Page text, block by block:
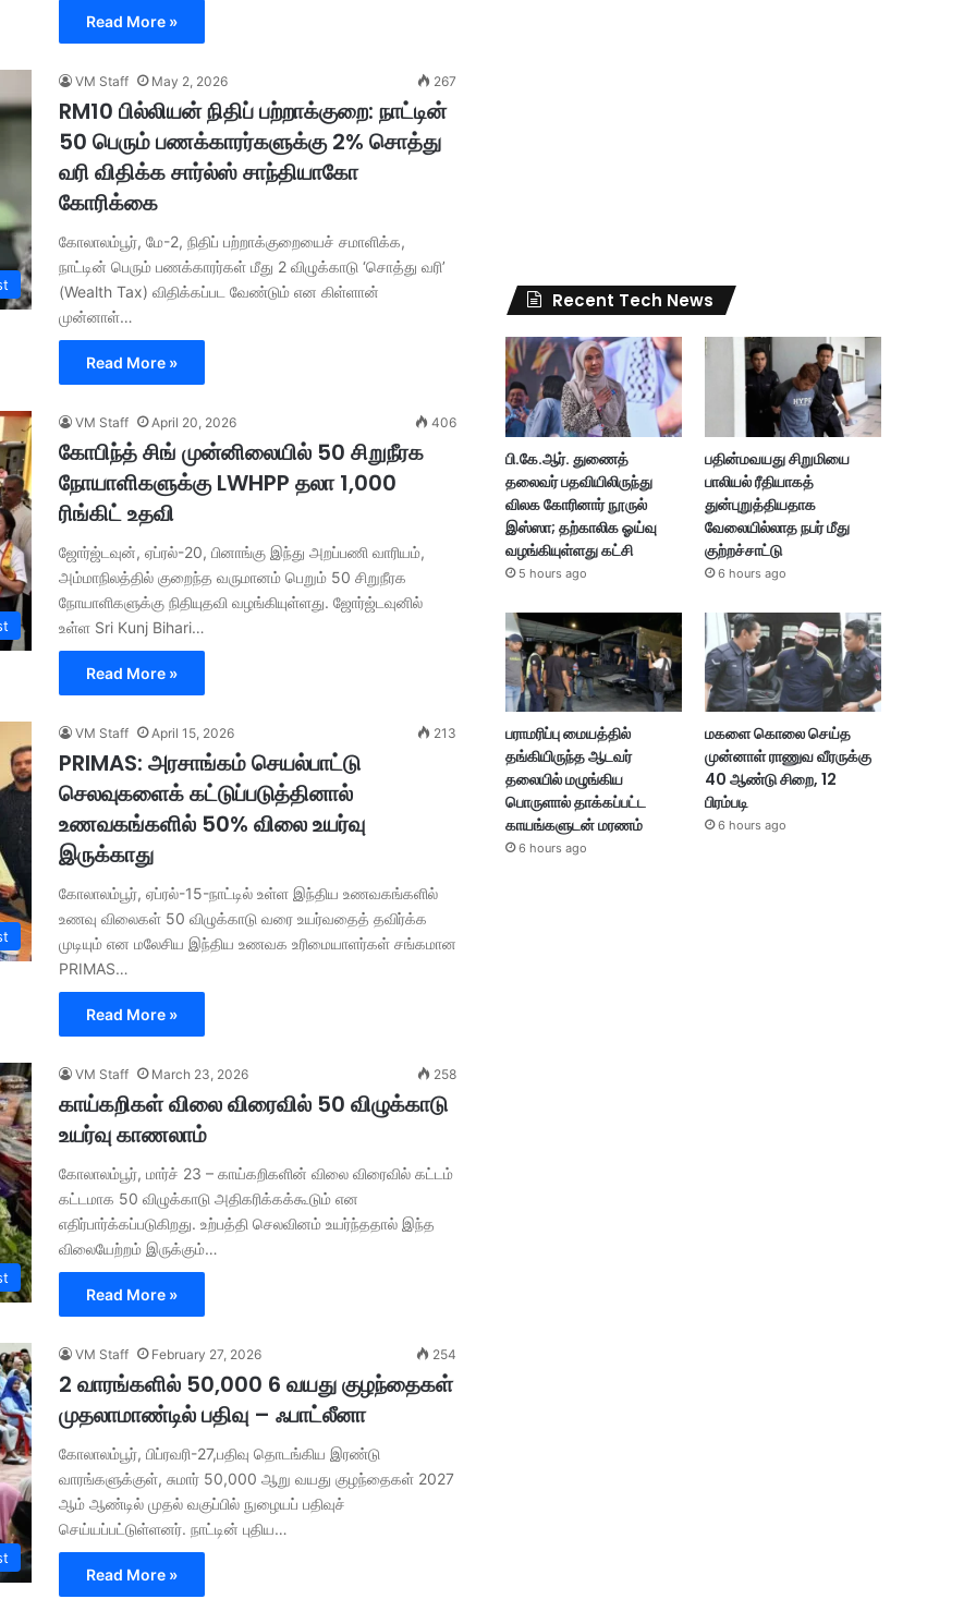
Read More »
VM Staff May 2, 2026 267
RM10 பில்லியன் நிதிப் பற்றாக்குறை: நாட்டின்
50 பெரும் பணக்காரர்களுக்கு 2% சொத்து
வரி விதிக்க சார்ல்ஸ் சாந்தியாகோ
கோரிக்கை
கோலாலம்பூர், மே-2, நிதிப் பற்றாக்குறையைச் சமாளிக்க,
நாட்டின் பெரும் பணக்காரர்கள் மீது 2 விழுக்காடு ‘சொத்து வரி’
(Wealth Tax) விதிக்கப்பட வேண்டும் என கிள்ளான்
முன்னாள்…
Read More »
VM Staff April 20, 2026 406
கோபிந்த் சிங் முன்னிலையில் 50 சிறுநீரக
நோயாளிகளுக்கு LWHPP தலா 1,000
ரிங்கிட் உதவி
ஜோர்ஜ்டவுன், ஏப்ரல்-20, பினாங்கு இந்து அறப்பணி வாரியம்,
அம்மாநிலத்தில் குறைந்த வருமானம் பெறும் 50 சிறுநீரக
நோயாளிகளுக்கு நிதியுதவி வழங்கியுள்ளது. ஜோர்ஜ்டவுனில்
உள்ள Sri Kunj Bihari…
Read More »
VM Staff April 15, 2026 213
PRIMAS: அரசாங்கம் செயல்பாட்டு
செலவுகளைக் கட்டுப்படுத்தினால்
உணவகங்களில் 50% விலை உயர்வு
இருக்காது
கோலாலம்பூர், ஏப்ரல்-15-நாட்டில் உள்ள இந்திய உணவகங்களில்
உணவு விலைகள் 50 விழுக்காடு வரை உயர்வதைத் தவிர்க்க
முடியும் என மலேசிய இந்திய உணவக உரிமையாளர்கள் சங்கமான
PRIMAS…
Read More »
VM Staff March 23, 2026 258
காய்கறிகள் விலை விரைவில் 50 விழுக்காடு
உயர்வு காணலாம்
கோலாலம்பூர், மார்ச் 23 – காய்கறிகளின் விலை விரைவில் கட்டம்
கட்டமாக 50 விழுக்காடு அதிகரிக்கக்கூடும் என
எதிர்பார்க்கப்படுகிறது. உற்பத்தி செலவினம் உயர்ந்ததால் இந்த
விலையேற்றம் இருக்கும்…
Read More »
VM Staff February 27, 2026 254
2 வாரங்களில் 50,000 6 வயது குழந்தைகள்
முதலாமாண்டில் பதிவு – ஃபாட்லீனா
கோலாலம்பூர், பிப்ரவரி-27,பதிவு தொடங்கிய இரண்டு
வாரங்களுக்குள், சுமார் 50,000 ஆறு வயது குழந்தைகள் 2027
ஆம் ஆண்டில் முதல் வகுப்பில் நுழையப் பதிவுச்
செய்யப்பட்டுள்ளனர். நாட்டின் புதிய…
Read More »
Recent Tech News
பி.கே.ஆர். துணைத்
தலைவர் பதவியிலிருந்து
விலக கோரினார் நூருல்
இஸ்ஸா; தற்காலிக ஓய்வு
வழங்கியுள்ளது கட்சி
5 hours ago
பதின்மவயது சிறுமியை
பாலியல் ரீதியாகத்
துன்புறுத்தியதாக
வேலையில்லாத நபர் மீது
குற்றச்சாட்டு
6 hours ago
பராமரிப்பு மையத்தில்
தங்கியிருந்த ஆடவர்
தலையில் மழுங்கிய
பொருளால் தாக்கப்பட்ட
காயங்களுடன் மரணம்
6 hours ago
மகளை கொலை செய்த
முன்னாள் ராணுவ வீரருக்கு
40 ஆண்டு சிறை, 12
பிரம்படி
6 hours ago